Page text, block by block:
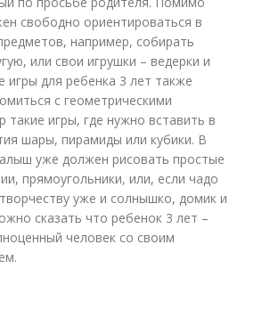
свободно ориентироваться в
например, собирать
или свои игрушки – ведерки и
игры для ребенка 3 лет также
с геометрическими
такие игры, где нужно вставить в
шары, пирамиды или кубики. В
уже должен рисовать простые
прямоугольники, или, если чадо
уже и солнышко, домик и
сказать что ребенок 3 лет –
человек со своим